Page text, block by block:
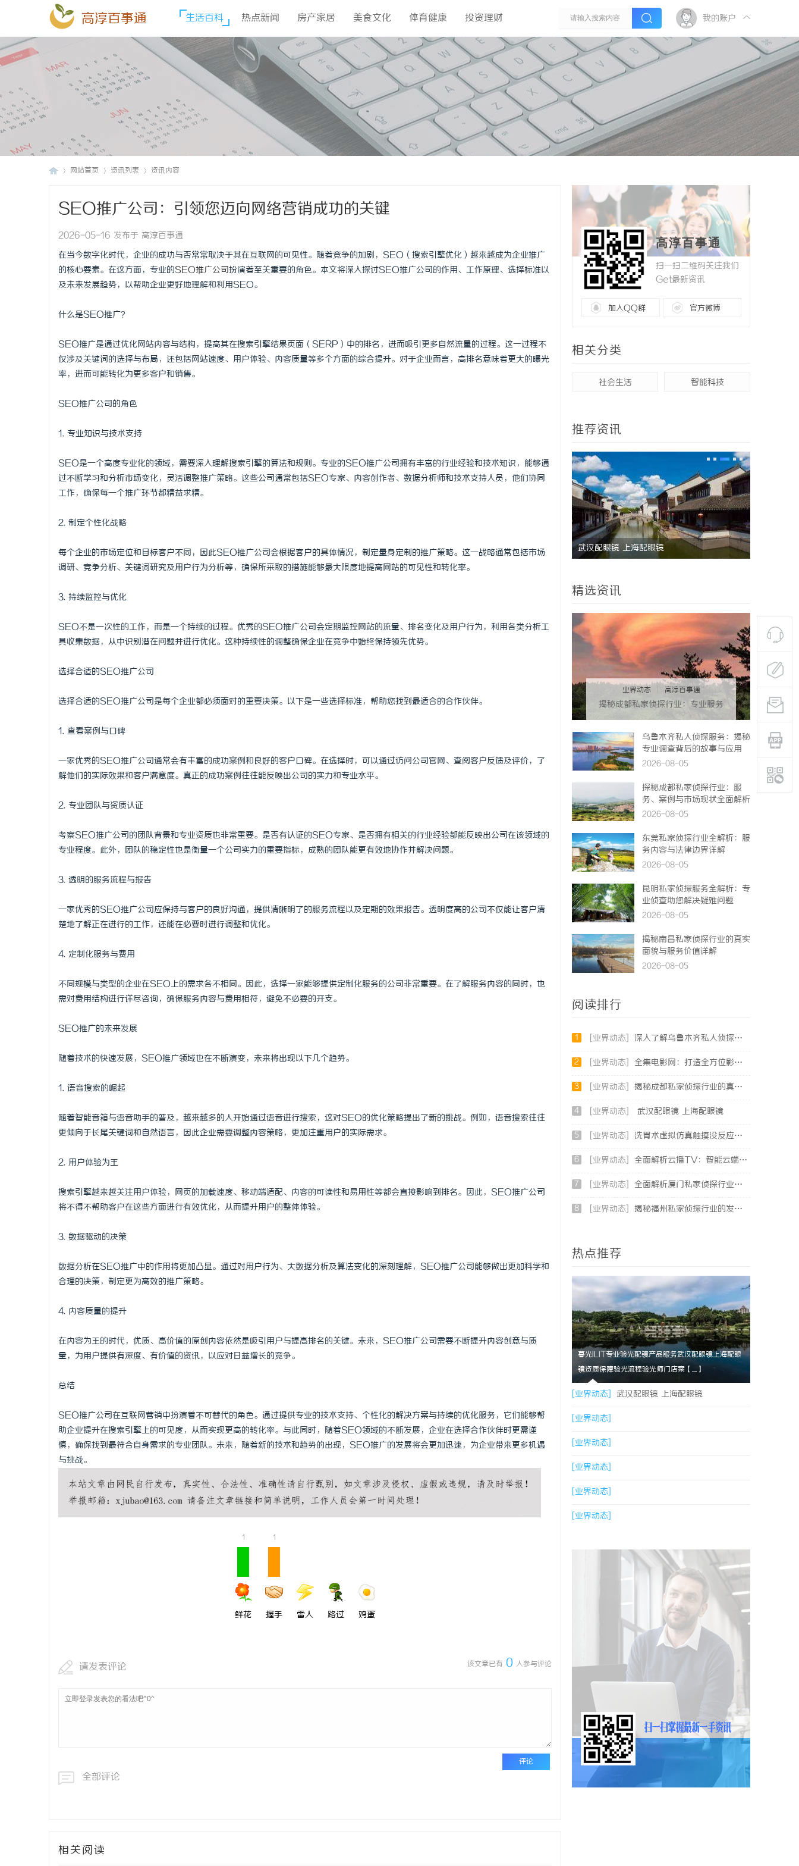
高淳百事通 生活百科 热点新闻 房产家居 美食文化 体育健康 投资理财 我的账户
网站首页 资讯列表 资讯内容
SEO推广公司：引领您迈向网络营销成功的关键
2026-05-16 发布于 高淳百事通
在当今数字化时代，企业的成功与否常常取决于其在互联网的可见性。随着竞争的加剧，SEO（搜索引擎优化）越来越成为企业推广
的核心要素。在这方面，专业的SEO推广公司扮演着至关重要的角色。本文将深入探讨SEO推广公司的作用、工作原理、选择标准以
及未来发展趋势，以帮助企业更好地理解和利用SEO。
什么是SEO推广？
SEO推广是通过优化网站内容与结构，提高其在搜索引擎结果页面（SERP）中的排名，进而吸引更多自然流量的过程。这一过程不
仅涉及关键词的选择与布局，还包括网站速度、用户体验、内容质量等多个方面的综合提升。对于企业而言，高排名意味着更大的曝光
率，进而可能转化为更多客户和销售。
SEO推广公司的角色
1. 专业知识与技术支持
SEO是一个高度专业化的领域，需要深入理解搜索引擎的算法和规则。专业的SEO推广公司拥有丰富的行业经验和技术知识，能够通
过不断学习和分析市场变化，灵活调整推广策略。这些公司通常包括SEO专家、内容创作者、数据分析师和技术支持人员，他们协同
工作，确保每一个推广环节都精益求精。
2. 制定个性化战略
每个企业的市场定位和目标客户不同，因此SEO推广公司会根据客户的具体情况，制定量身定制的推广策略。这一战略通常包括市场
调研、竞争分析、关键词研究及用户行为分析等，确保所采取的措施能够最大限度地提高网站的可见性和转化率。
3. 持续监控与优化
SEO不是一次性的工作，而是一个持续的过程。优秀的SEO推广公司会定期监控网站的流量、排名变化及用户行为，利用各类分析工
具收集数据，从中识别潜在问题并进行优化。这种持续性的调整确保企业在竞争中始终保持领先优势。
选择合适的SEO推广公司
选择合适的SEO推广公司是每个企业都必须面对的重要决策。以下是一些选择标准，帮助您找到最适合的合作伙伴。
1. 查看案例与口碑
一家优秀的SEO推广公司通常会有丰富的成功案例和良好的客户口碑。在选择时，可以通过访问公司官网、查阅客户反馈及评价，了
解他们的实际效果和客户满意度。真正的成功案例往往能反映出公司的实力和专业水平。
2. 专业团队与资质认证
考察SEO推广公司的团队背景和专业资质也非常重要。是否有认证的SEO专家、是否拥有相关的行业经验都能反映出公司在该领域的
专业程度。此外，团队的稳定性也是衡量一个公司实力的重要指标，成熟的团队能更有效地协作并解决问题。
3. 透明的服务流程与报告
一家优秀的SEO推广公司应保持与客户的良好沟通，提供清晰明了的服务流程以及定期的效果报告。透明度高的公司不仅能让客户清
楚地了解正在进行的工作，还能在必要时进行调整和优化。
4. 定制化服务与费用
不同规模与类型的企业在SEO上的需求各不相同。因此，选择一家能够提供定制化服务的公司非常重要。在了解服务内容的同时，也
需对费用结构进行详尽咨询，确保服务内容与费用相符，避免不必要的开支。
SEO推广的未来发展
随着技术的快速发展，SEO推广领域也在不断演变，未来将出现以下几个趋势。
1. 语音搜索的崛起
随着智能音箱与语音助手的普及，越来越多的人开始通过语音进行搜索，这对SEO的优化策略提出了新的挑战。例如，语音搜索往往
更倾向于长尾关键词和自然语言，因此企业需要调整内容策略，更加注重用户的实际需求。
2. 用户体验为王
搜索引擎越来越关注用户体验，网页的加载速度、移动端适配、内容的可读性和易用性等都会直接影响到排名。因此，SEO推广公司
将不得不帮助客户在这些方面进行有效优化，从而提升用户的整体体验。
3. 数据驱动的决策
数据分析在SEO推广中的作用将更加凸显。通过对用户行为、大数据分析及算法变化的深刻理解，SEO推广公司能够做出更加科学和
合理的决策，制定更为高效的推广策略。
4. 内容质量的提升
在内容为王的时代，优质、高价值的原创内容依然是吸引用户与提高排名的关键。未来，SEO推广公司需要不断提升内容创意与质
量，为用户提供有深度、有价值的资讯，以应对日益增长的竞争。
总结
SEO推广公司在互联网营销中扮演着不可替代的角色。通过提供专业的技术支持、个性化的解决方案与持续的优化服务，它们能够帮
助企业提升在搜索引擎上的可见度，从而实现更高的转化率。与此同时，随着SEO领域的不断发展，企业在选择合作伙伴时更需谨
慎，确保找到最符合自身需求的专业团队。未来，随着新的技术和趋势的出现，SEO推广的发展将会更加迅速，为企业带来更多机遇
与挑战。
1
鲜花
1
握手 雷人 路过 鸡蛋
该文章已有 0 人参与评论
请发表评论
评论
全部评论
相关阅读
高淳百事通
扫一扫二维码关注我们
Get最新资讯
加入QQ群 官方微博
相关分类
社会生活 智能科技
推荐资讯
武汉配眼镜 上海配眼镜 技术密集型企业的人才暗战：北京商业秘密律
师如何守住“人带技术走”的底线
武汉配眼镜 上海配眼镜
精选资讯
业界动态 高淳百事通
揭秘成都私家侦探行业：专业服务
与法律边界解析
乌鲁木齐私人侦探服务：揭秘
专业调查背后的故事与应用
2026-08-05
探秘成都私家侦探行业：服
务、案例与市场现状全面解析
2026-08-05
东莞私家侦探行业全解析：服
务内容与法律边界详解
2026-08-05
昆明私家侦探服务全解析：专
业侦查助您解决疑难问题
2026-08-05
揭秘南昌私家侦探行业的真实
面貌与服务价值详解
2026-08-05
阅读排行
1 [业界动态] 深入了解乌鲁木齐私人侦探行业的现状与发展趋势
2 [业界动态] 全集电影网：打造全方位影视娱乐的优质平台解析
3 [业界动态] 揭秘成都私家侦探行业的真实面貌与专业服务
4 [业界动态] 武汉配眼镜 上海配眼镜
5 [业界动态] 洗胃术虚拟仿真触摸没反应、画面卡顿？立方幻境破解难题
6 [业界动态] 全面解析云播TV：智能云端影视娱乐新趋势
7 [业界动态] 全面解析厦门私家侦探行业的现状与发展趋势
8 [业界动态] 揭秘福州私家侦探行业的发展与应用现状
热点推荐
暮光ILIT专业验光配镜产品服务武汉配眼镜上海配眼
镜资质保障验光流程验光师门店案【....】
[业界动态] 武汉配眼镜 上海配眼镜
[业界动态]
[业界动态]
[业界动态]
[业界动态]
[业界动态]